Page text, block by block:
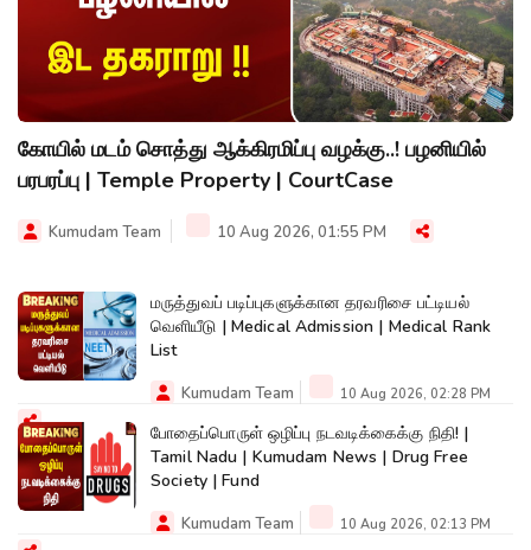
கோயில் மடம் சொத்து ஆக்கிரமிப்பு வழக்கு..! பழனியில்
பரபரப்பு | Temple Property | CourtCase
Kumudam Team 10 Aug 2026, 01:55 PM
மருத்துவப் படிப்புகளுக்கான தரவரிசை பட்டியல்
வெளியீடு | Medical Admission | Medical Rank
List
Kumudam Team 10 Aug 2026, 02:28 PM
போதைப்பொருள் ஒழிப்பு நடவடிக்கைக்கு நிதி! |
Tamil Nadu | Kumudam News | Drug Free
Society | Fund
Kumudam Team 10 Aug 2026, 02:13 PM